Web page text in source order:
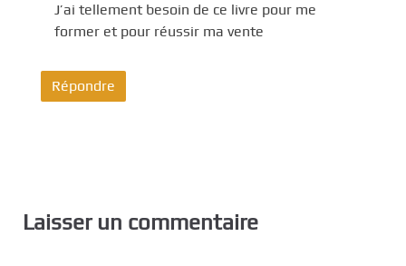
J’ai tellement besoin de ce livre pour me
former et pour réussir ma vente
Répondre
Laisser un commentaire